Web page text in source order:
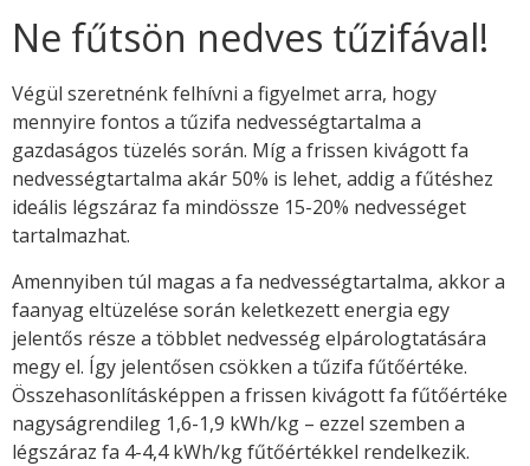
Ne fűtsön nedves tűzifával!
Végül szeretnénk felhívni a figyelmet arra, hogy
mennyire fontos a tűzifa nedvességtartalma a
gazdaságos tüzelés során. Míg a frissen kivágott fa
nedvességtartalma akár 50% is lehet, addig a fűtéshez
ideális légszáraz fa mindössze 15-20% nedvességet
tartalmazhat.
Amennyiben túl magas a fa nedvességtartalma, akkor a
faanyag eltüzelése során keletkezett energia egy
jelentős része a többlet nedvesség elpárologtatására
megy el. Így jelentősen csökken a tűzifa fűtőértéke.
Összehasonlításképpen a frissen kivágott fa fűtőértéke
nagyságrendileg 1,6-1,9 kWh/kg – ezzel szemben a
légszáraz fa 4-4,4 kWh/kg fűtőértékkel rendelkezik.